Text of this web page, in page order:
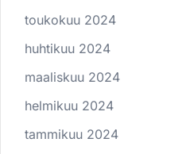
toukokuu 2024
huhtikuu 2024
maaliskuu 2024
helmikuu 2024
tammikuu 2024